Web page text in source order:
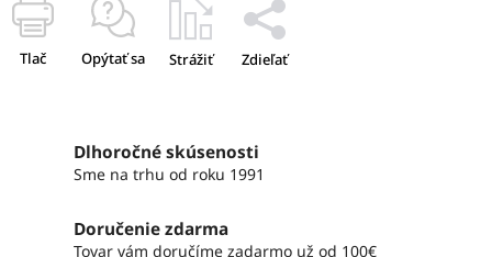
Tlač Opýtať sa Strážiť Zdieľať
Dlhoročné skúsenosti
Sme na trhu od roku 1991
Doručenie zdarma
Tovar vám doručíme zadarmo už od 100€